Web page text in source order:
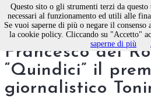
Panathlon
Francesco del
“Quindici” il
giornalistico
Questo sito o gli strumenti terzi da
necessari al funzionamento ed utili alle
Se vuoi saperne di più o negare il
la cookie policy. Cliccando su "Accetto"
saperne di più